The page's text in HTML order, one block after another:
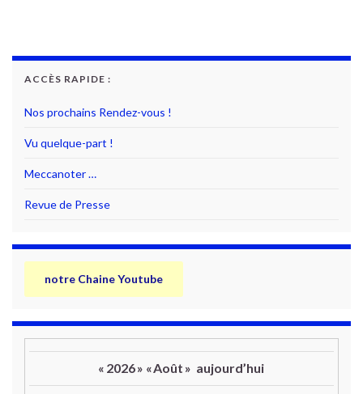
ACCÈS RAPIDE :
Nos prochains Rendez-vous !
Vu quelque-part !
Meccanoter …
Revue de Presse
notre Chaine Youtube
« 2026» «Août » aujourd’hui